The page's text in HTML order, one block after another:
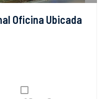
Oficina Ubicada